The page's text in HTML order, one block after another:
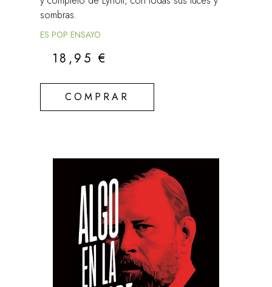
sombras.
ES POP ENSAYO
18,95€
COMPRAR